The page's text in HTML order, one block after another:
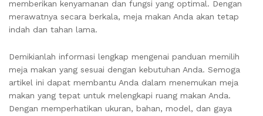
memberikan kenyamanan dan fungsi yang optimal. Dengan
merawatnya secara berkala, meja makan Anda akan tetap
indah dan tahan lama.
Demikianlah informasi lengkap mengenai panduan memilih
meja makan yang sesuai dengan kebutuhan Anda. Semoga
artikel ini dapat membantu Anda dalam menemukan meja
makan yang tepat untuk melengkapi ruang makan Anda.
Dengan memperhatikan ukuran, bahan, model, dan gaya